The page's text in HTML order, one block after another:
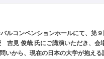
ルコンベンションホールにて、第
見 俊哉 氏にご講演いただき、会
いから、現在の日本の大学が抱え